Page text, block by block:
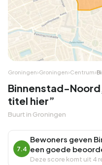
Groningen›Groningen›Centrum›
Binnenstad-
titel hier”
Buurt in Groningen
7.4
Bewoners geven
een goede
Deze score komt uit 4